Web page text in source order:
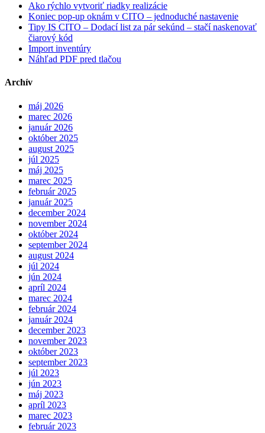
Ako rýchlo vytvoriť riadky realizácie
Koniec pop-up oknám v CITO – jednoduché nastavenie
Tipy IS CITO – Dodací list za pár sekúnd – stačí naskenovať
čiarový kód
Import inventúry
Náhľad PDF pred tlačou
Archív
máj 2026
marec 2026
január 2026
október 2025
august 2025
júl 2025
máj 2025
marec 2025
február 2025
január 2025
december 2024
november 2024
október 2024
september 2024
august 2024
júl 2024
jún 2024
apríl 2024
marec 2024
február 2024
január 2024
december 2023
november 2023
október 2023
september 2023
júl 2023
jún 2023
máj 2023
apríl 2023
marec 2023
február 2023